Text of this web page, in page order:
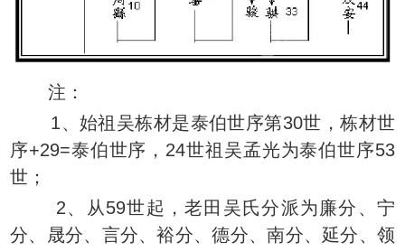
注：
1、始祖吴栋材是泰伯世序第30世，栋材世
序+29=泰伯世序，24世祖吴孟光为泰伯世序53
世；
2、从59世起，老田吴氏分派为廉分、宁
分、晟分、言分、裕分、德分、南分、延分、领